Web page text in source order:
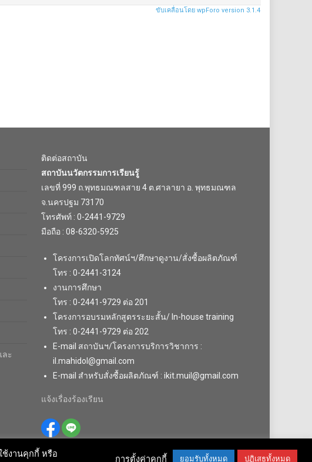
ขับเคลื่อนโดย wpForo version 3.1.4
ละ
ติดต่อสถาบัน
สถาบันนวัตกรรมการเรียนรู้
เลขที่ 999 ถ.พุทธมณฑลสาย 4 ต.ศาลายา อ. พุทธมณฑล
จ.นครปฐม 73170
โทรศัพท์ : 0-2441-9729
มือถือ : 08-6320-5925
โครงการเปิดโลกทัศน์ฯ/ศึกษาดูงาน/สั่งซื้อผลิตภัณฑ์
โทร : 0-2441-3124
งานการศึกษา
โทร : 0-2441-9729 ต่อ 201
โครงการอบรมหลักสูตรระยะสั้น/ In-house training
โทร : 0-2441-9729 ต่อ 202
E-mail สถาบันฯ/โครงการบริการวิชาการ :
il.mahidol@gmail.com
E-mail สำหรับสั่งซื้อผลิตภัณฑ์ : ikit.muil@gmail.com
แจ้งเรื่องร้องเรียน
ช้งานคุกกี้ หรือ
การตั้งค่าคุกกี้ ยอมรับทั้งหมด ปฏิเสธทั้งหมด